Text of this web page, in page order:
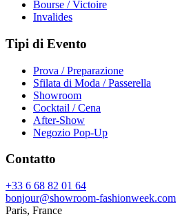
Bourse / Victoire
Invalides
Tipi di Evento
Prova / Preparazione
Sfilata di Moda / Passerella
Showroom
Cocktail / Cena
After-Show
Negozio Pop-Up
Contatto
+33 6 68 82 01 64
bonjour@showroom-fashionweek.com
Paris, France